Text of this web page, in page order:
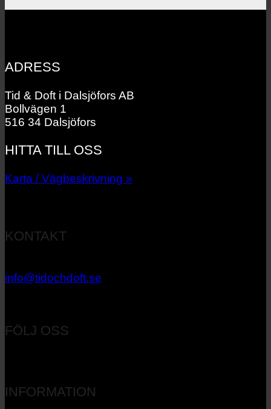
ADRESS
Tid & Doft i Dalsjöfors AB
Bollvägen 1
516 34 Dalsjöfors
HITTA TILL OSS
Karta / Vägbeskrivning »
KONTAKT
info@tidochdoft.se
FÖLJ OSS
INFORMATION